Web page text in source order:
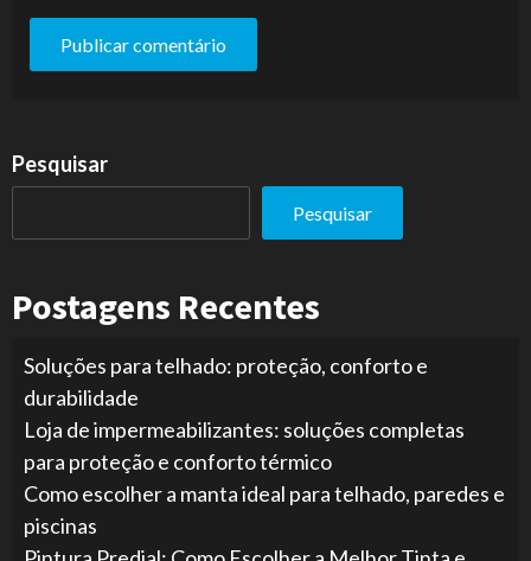
Pesquisar
Pesquisar
Postagens Recentes
Soluções para telhado: proteção, conforto e
durabilidade
Loja de impermeabilizantes: soluções completas
para proteção e conforto térmico
Como escolher a manta ideal para telhado, paredes e
piscinas